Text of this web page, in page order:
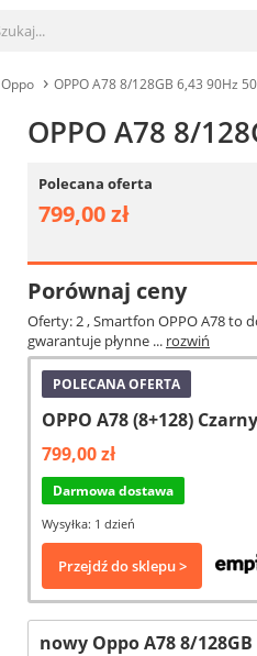
Oppo OPPO A78 8/128GB 6,43 90Hz
OPPO A78 8/
Polecana oferta
799,00 zł
Porównaj ceny
Oferty: 2, Smartfon OPPO A78 to
gwarantuje płynne ... rozwiń
POLECANA OFERTA
OPPO A78 (8+128) Czarny
799,00 zł
Darmowa dostawa
Wysyłka: 1 dzień
Przejdź do sklepu >
nowy Oppo A78 8/